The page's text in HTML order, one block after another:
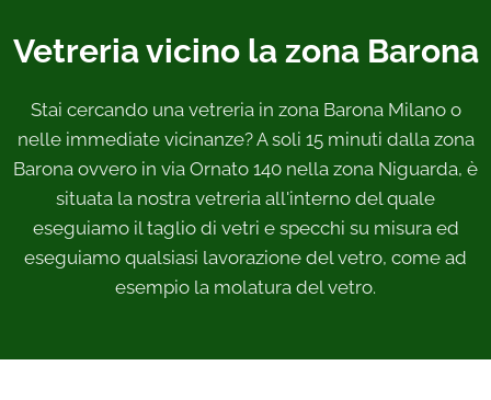
Vetreria vicino la zona Barona
Stai cercando una vetreria in zona Barona Milano o
nelle immediate vicinanze? A soli 15 minuti dalla zona
Barona ovvero in via Ornato 140 nella zona Niguarda, è
situata la nostra vetreria all'interno del quale
eseguiamo il taglio di vetri e specchi su misura ed
eseguiamo qualsiasi lavorazione del vetro, come ad
esempio la molatura del vetro.